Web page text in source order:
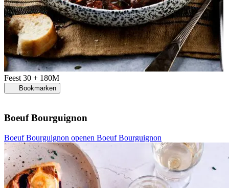
Feest 30 + 180M
Bookmarken
Boeuf Bourguignon
Boeuf Bourguignon openen Boeuf Bourguignon